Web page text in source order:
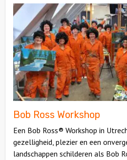
Bob Ross Workshop
Een Bob Ross® Workshop in
gezelligheid, plezier en een
landschappen schilderen als Bob
Bob
Workshop